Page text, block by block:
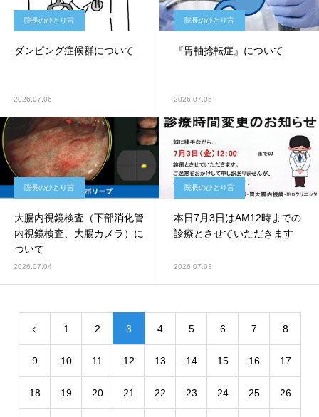
院長のひとり言
ダンピング症候群について
2026.07.06
院長のひとり言
『胃軸捻転症』について
2026.07.05
院長のひとり言
大腸内視鏡検査（下部消化管
内視鏡検査、大腸カメラ）に
ついて
2026.07.04
院長のひとり言
本日7月3日はAM12時までの
診療とさせていただきます
2026.07.03
1 2 3 4 5 6 7 8
9 10 11 12 13 14 15 16 17
18 19 20 21 22 23 24 25 26